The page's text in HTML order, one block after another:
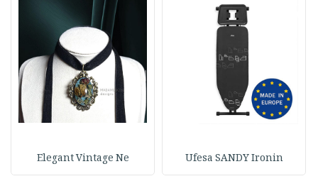
Ufesa SANDY Ironin
Elegant Vintage Ne